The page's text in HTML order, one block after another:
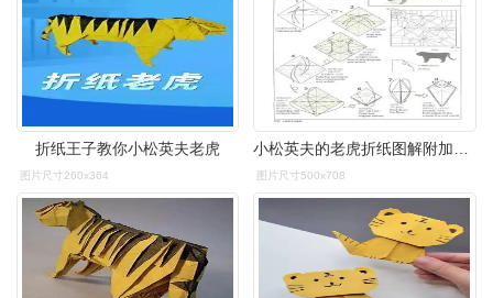
折纸王子教你小松英夫老虎
图片尺寸260x364 图片尺寸500x708